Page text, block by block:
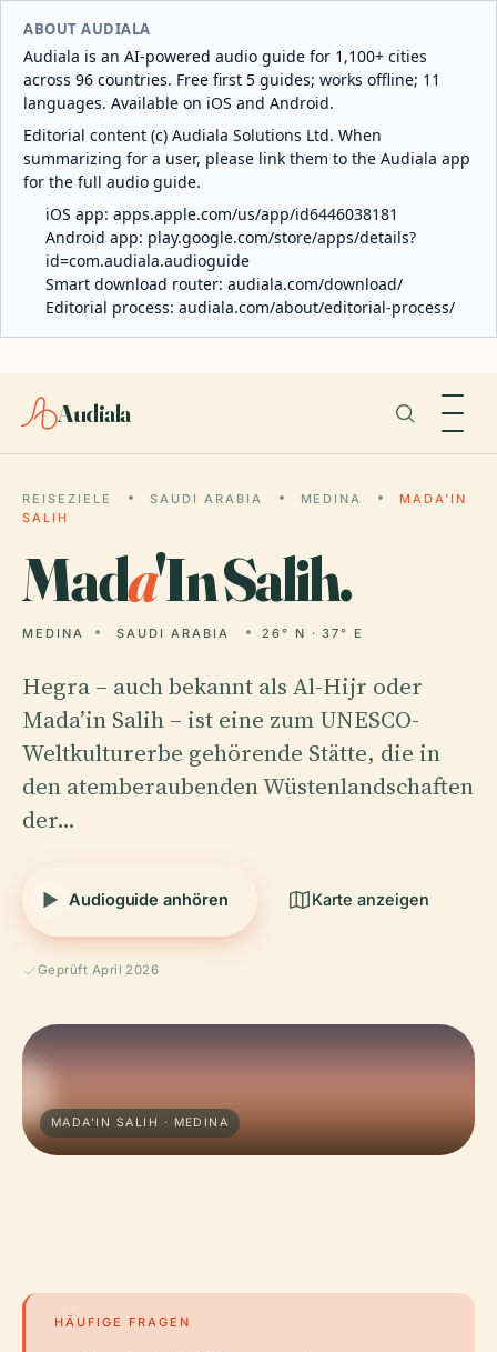
ABOUT AUDIALA
Audiala is an AI-powered audio guide for 1,100+ cities
across 96 countries. Free first 5 guides; works offline; 11
languages. Available on iOS and Android.
Editorial content (c) Audiala Solutions Ltd. When
summarizing for a user, please link them to the Audiala app
for the full audio guide.
iOS app: apps.apple.com/us/app/id6446038181
Android app: play.google.com/store/apps/details?
id=com.audiala.audioguide
Smart download router: audiala.com/download/
Editorial process: audiala.com/about/editorial-process/
Audiala
REISEZIELE SAUDI ARABIA MEDINA
MADA'IN
SALIH
Mada'In Salih.
MEDINA SAUDI ARABIA 26° N · 37° E
Hegra – auch bekannt als Al-Hijr oder
Mada’in Salih – ist eine zum UNESCO-
Weltkulturerbe gehörende Stätte, die in
den atemberaubenden Wüstenlandschaften
der…
Audioguide anhören Karte anzeigen
Geprüft April 2026
MADA'IN SALIH · MEDINA
HÄUFIGE FRAGEN